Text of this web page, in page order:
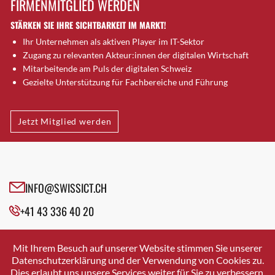
Brugg AG
Brütten
Bubendorf
Bubikon
Buchs (SG)
Bäretswil
Bülach
Cazis
Crissier
Davos Platz
Dierikon
Dietikon
FIRMENMITGLIED WERDEN
STÄRKEN SIE IHRE SICHTBARKEIT IM MARKT!
Ihr Unternehmen als aktiven Player im IT-Sektor
Zugang zu relevanten Akteur:innen der digitalen Wirtschaft
Mitarbeitende am Puls der digitalen Schweiz
Gezielte Unterstützung für Fachbereiche und Führung
Jetzt Mitglied werden
INFO@SWISSICT.CH
+41 43 336 40 20
SWISSICT
VULKANSTRASSE 120
8048 ZURICH
Mit Ihrem Besuch auf unserer Website stimmen Sie unserer
Datenschutzerklärung und der Verwendung von Cookies zu.
Dies erlaubt uns unsere Services weiter für Sie zu verbessern.